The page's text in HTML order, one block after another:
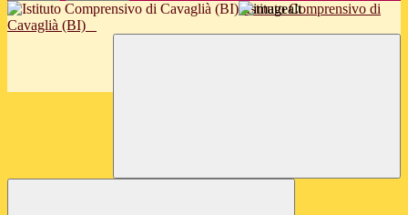
Istituto Comprensivo di
Cavaglià (BI)